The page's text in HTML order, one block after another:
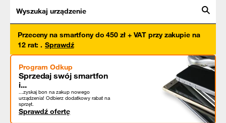
Wyszukaj urządzenie
Przeceny na smartfony do 450 zł + VAT przy zakupie na
12 rat: . Sprawdź
Program Odkup
Sprzedaj swój smartfon
i...
...zyskaj bon na zakup nowego
urządzenia! Odbierz dodatkowy rabat na
sprzęt.
Sprawdź ofertę